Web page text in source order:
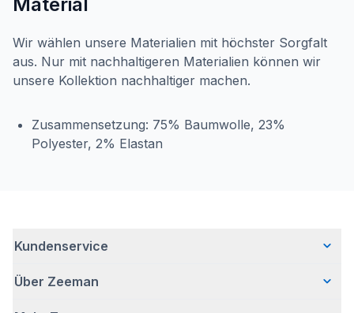
Wir wählen unsere Materialien mit höchster Sorgfalt
aus. Nur mit nachhaltigeren Materialien können wir
unsere Kollektion nachhaltiger machen.
Zusammensetzung: 75% Baumwolle, 23%
Polyester, 2% Elastan
Kundenservice
Häufig gestellte Fragen
Über Zeeman